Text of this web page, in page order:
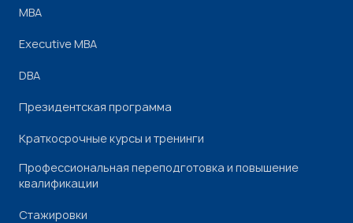
МВА
Executive MBA
DBA
Президентская программа
Краткосрочные курсы и тренинги
Профессиональная переподготовка и повышение
квалификации
Стажировки